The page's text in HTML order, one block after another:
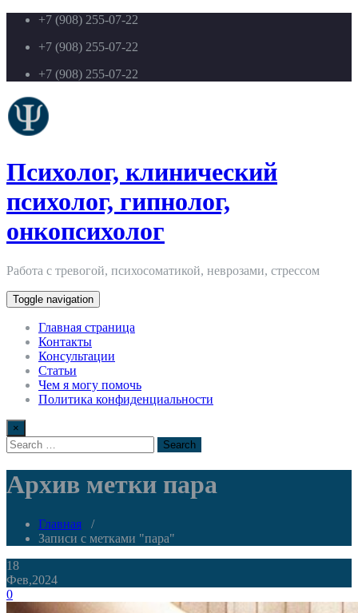
+7 (908) 255-07-22
+7 (908) 255-07-22
+7 (908) 255-07-22
Психолог, клинический
психолог, гипнолог,
онкопсихолог
Работа с тревогой, психосоматикой, неврозами, стрессом
Toggle navigation
Главная страница
Контакты
Консультации
Статьи
Чем я могу помочь
Политика конфиденциальности
×
Архив метки пара
Главная /
Записи с метками "пара"
18
Фев,2024
0